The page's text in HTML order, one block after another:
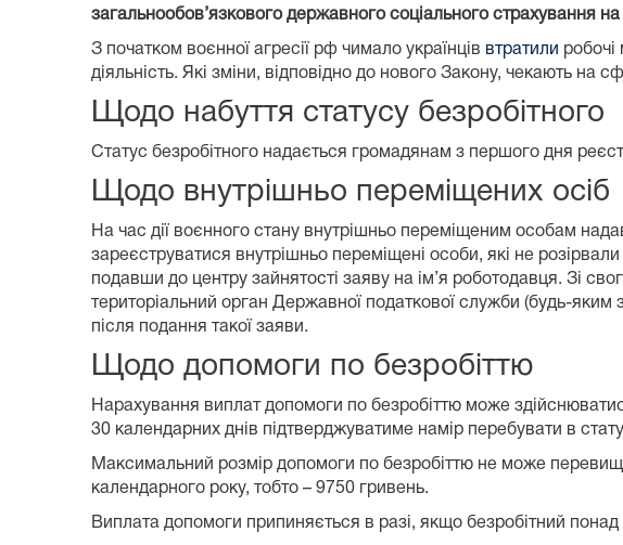
загальнообов’язкового державного соціального страхування на
З початком воєнної агресії рф чимало українців втратили робочі
діяльність. Які зміни, відповідно до нового Закону, чекають на
Щодо набуття статусу безробітного
Статус безробітного надається громадянам з першого дня
Щодо внутрішньо переміщених осіб
На час дії воєнного стану внутрішньо переміщеним особам
зареєструватися внутрішньо переміщені особи, які не
подавши до центру зайнятості заяву на ім’я роботодавця. Зі
територіальний орган Державної податкової служби (будь-
після подання такої заяви.
Щодо допомоги по безробіттю
Нарахування виплат допомоги по безробіттю може
30 календарних днів підтверджуватиме намір перебувати в
Максимальний розмір допомоги по безробіттю не може
календарного року, тобто – 9750 гривень.
Виплата допомоги припиняється в разі, якщо безробітний